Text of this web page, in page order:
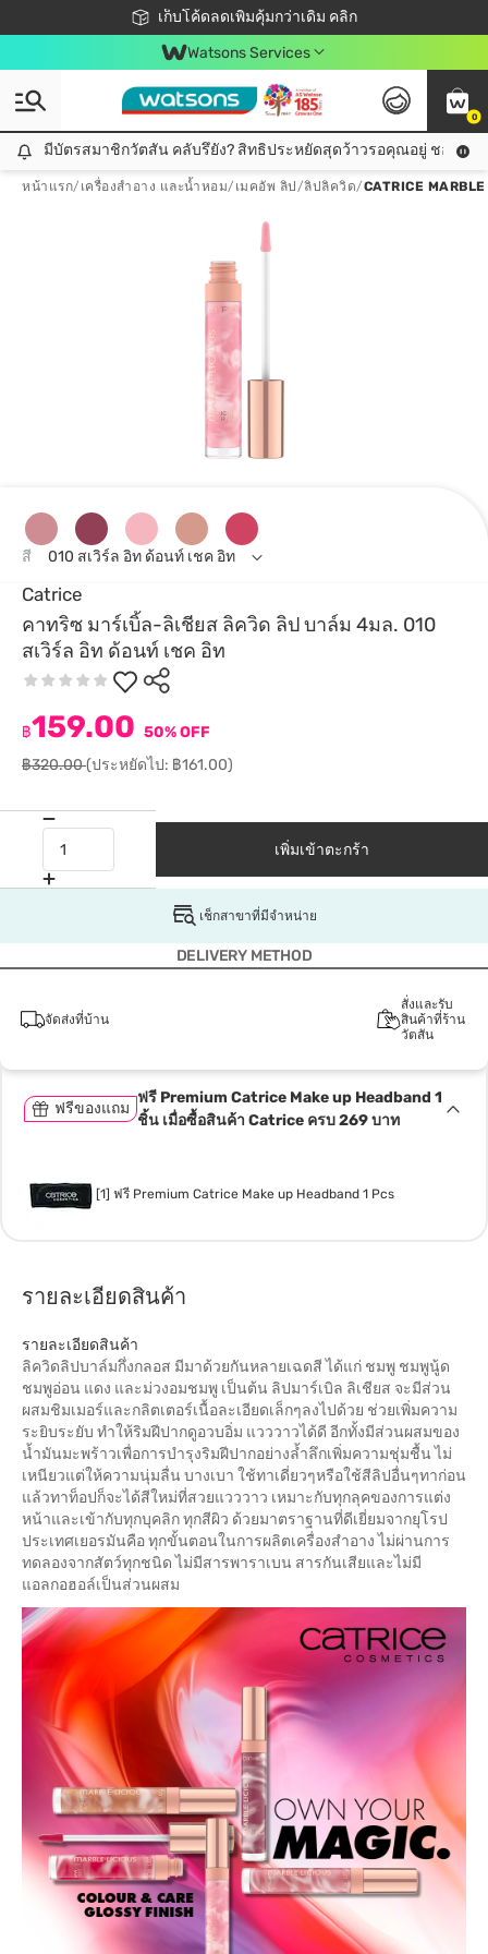
เก็บโค้ดลดเพิ่มคุ้มกว่าเดิม คลิก
ชอปออนไลน์ครั้งแรก ลดเพิ่มจุก ๆ 10%! 🎉
📦ส่งฟรี! เมื่อชอป 499฿
สมาชิกวัตสัน คลับดียังไง?
Watsons Services
0
มีบัตรสมาชิกวัตสัน คลับรึยัง? สิทธิประหยัดสุดว้าวรอคุณอยู่ ชอปคุ้มกว่าเดิม คลิก!
มีบัตรสมาชิกวัตสัน คลับรึยัง? สิทธิประหยัดสุดว้าวรอคุณอยู่ ชอปคุ้มก
หน้าแรก/ เครื่องสำอาง และน้ำหอม/ เมคอัพ ลิป /ลิปลิควิด/CATRICE
Catrice
คาทริซ มาร์เบิ้ล-ลิเชียส ลิควิด ลิป บาล์ม 4มล. 010
สเวิร์ล อิท ด้อนท์ เชค อิท
฿159.00 50% OFF
฿320.00(ประหยัดไป: ฿161.00)
สี 010 สเวิร์ล อิท ด้อนท์ เชค อิท
เพิ่มเข้าตะกร้า
เช็กสาขาที่มีจำหน่าย
DELIVERY METHOD
จัดส่งที่บ้าน
สั่งและรับ
สินค้าที่ร้าน
วัตสัน
ฟรีของแถม
ฟรี Premium Catrice Make up Headband 1
ชิ้น เมื่อซื้อสินค้า Catrice ครบ 269 บาท
[1] ฟรี Premium Catrice Make up Headband 1 Pcs
รายละเอียดสินค้า
รายละเอียดสินค้า
ลิควิดลิปบาล์มกึ่งกลอส มีมาด้วยกันหลายเฉดสี ได้แก่ ชมพู ชมพูนู้ด
ชมพูอ่อน แดง และม่วงอมชมพู เป็นต้น ลิปมาร์เบิล ลิเชียส จะมีส่วน
ผสมชิมเมอร์และกลิตเตอร์เนื้อละเอียดเล็กๆลงไปด้วย ช่วยเพิ่มความ
ระยิบระยับ ทำให้ริมฝีปากดูอวบอิ่ม แวววาวได้ดี อีกทั้งมีส่วนผสมของ
น้ำมันมะพร้าวเพื่อการบำรุงริมฝีปากอย่างล้ำลึกเพิ่มความชุ่มชื้น ไม่
เหนียวแต่ให้ความนุ่มลื่น บางเบา ใช้ทาเดี่ยวๆหรือใช้สีลิปอื่นๆทาก่อน
แล้วทาท็อปก็จะได้สีใหม่ที่สวยแวววาว เหมาะกับทุกลุคของการแต่ง
หน้าและเข้ากับทุกบุคลิก ทุกสีผิว ด้วยมาตราฐานที่ดีเยี่ยมจากยุโรป
ประเทศเยอรมันคือ ทุกขั้นตอนในการผลิตเครื่องสำอาง ไม่ผ่านการ
ทดลองจากสัตว์ทุกชนิด ไม่มีสารพาราเบน สารกันเสียและไม่มี
แอลกอฮอล์เป็นส่วนผสม